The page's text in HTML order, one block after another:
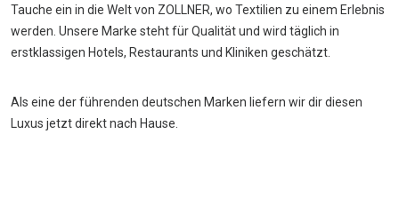
Tauche ein in die Welt von ZOLLNER, wo Textilien zu einem Erlebnis
werden. Unsere Marke steht für Qualität und wird täglich in
erstklassigen Hotels, Restaurants und Kliniken geschätzt.
Als eine der führenden deutschen Marken liefern wir dir diesen
Luxus jetzt direkt nach Hause.